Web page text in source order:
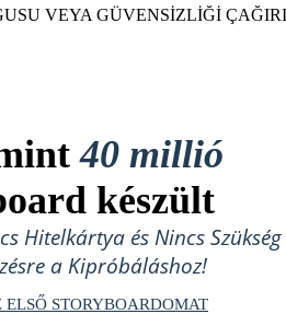
VEYA GÜVENSİZLİĞİ
40 millió
készült
Hitelkártya és Nincs Szükség
a Kipróbáláshoz!
ELSŐ STORYBOARDOMAT